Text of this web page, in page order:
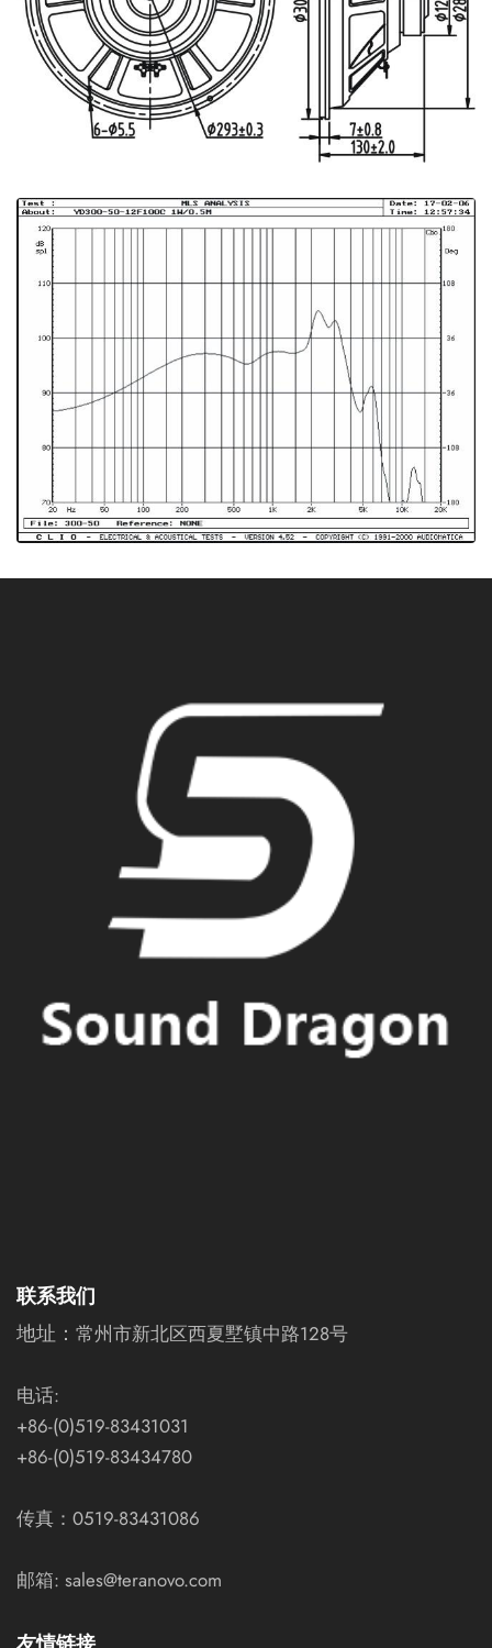
联系我们
地址： 常州市新北区西夏墅镇中路128号
电话:
+86-(0)519-83431031
+86-(0)519-83434780
传真：0519-83431086
邮箱: sales@teranovo.com